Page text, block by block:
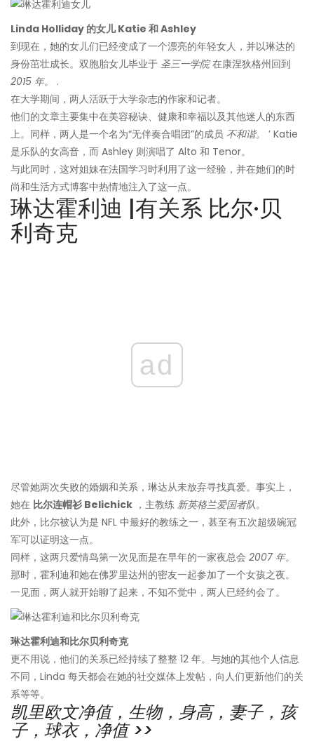
Linda Holliday 的女儿 Katie 和 Ashley
到现在，她的女儿们已经变成了一个漂亮的年轻女人，并以琳达的
身份茁壮成长。双胞胎女儿毕业于 圣三一学院在康涅狄格州回到
2015 年。
.
在大学期间，两人活跃于大学杂志的作家和记者。
他们的文章主要集中在美容秘诀、健康和幸福以及其他迷人的东西
上。同样，两人是一个名为“无伴奏合唱团”的成员 不和谐。
’ Katie
是乐队的女高音，而 Ashley 则演唱了 Alto 和 Tenor。
与此同时，这对姐妹在法国学习时利用了这一经验，并在她们的时
尚和生活方式博客中热情地注入了这一点。
琳达霍利迪 |有关系 比尔·贝
利奇克
ad
尽管她两次失败的婚姻和关系，琳达从未放弃寻找真爱。事实上，
她在 比尔连帽衫 Belichick ，主教练 新英格兰爱国者队。
此外，比尔被认为是 NFL 中最好的教练之一，甚至有五次超级碗冠
军可以证明这一点。
同样，这两只爱情鸟第一次见面是在早年的一家夜总会 2007 年。
那时，霍利迪和她在佛罗里达州的密友一起参加了一个女孩之夜。
一见面，两人就开始聊了起来，不知不觉中，两人已经约会了。
琳达霍利迪和比尔贝利奇克
更不用说，他们的关系已经持续了整整 12 年。与她的其他个人信息
不同，Linda 每天都会在她的社交媒体上发帖，向人们更新他们的关
系等等。
凯里欧文净值，生物，身高，妻子，孩
子，球衣，净值 >>